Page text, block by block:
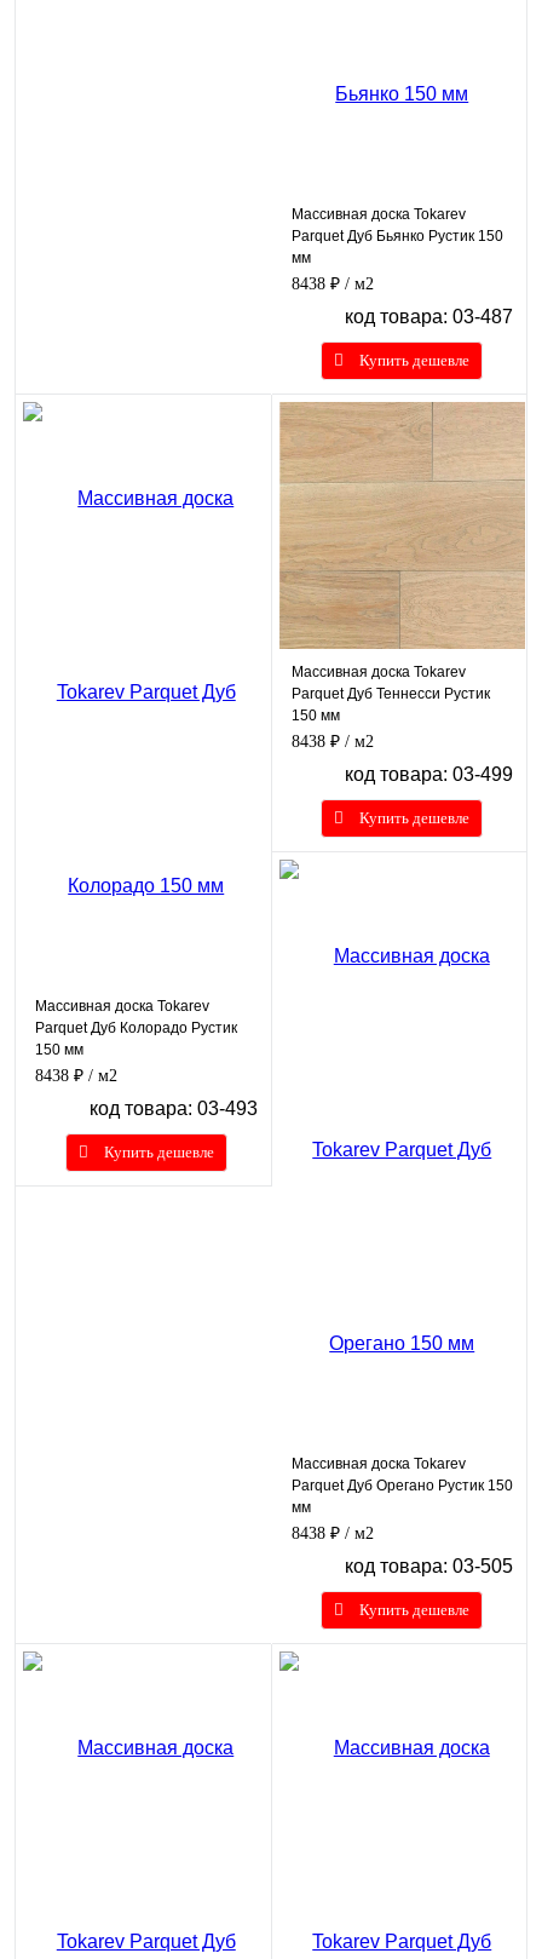
Массивная доска Tokarev
Parquet Дуб Бьянко Рустик 150
мм
8438 ₽ / м2
код товара: 03-487
Купить дешевле
Массивная доска Tokarev
Parquet Дуб Колорадо Рустик
150 мм
8438 ₽ / м2
код товара: 03-493
Купить дешевле
Массивная доска Tokarev
Parquet Дуб Теннесси Рустик
150 мм
8438 ₽ / м2
код товара: 03-499
Купить дешевле
Массивная доска Tokarev
Parquet Дуб Орегано Рустик 150
мм
8438 ₽ / м2
код товара: 03-505
Купить дешевле